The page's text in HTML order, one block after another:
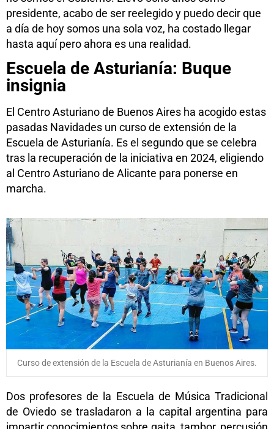
presidente, acabo de ser reelegido y puedo decir que
a día de hoy somos una sola voz, ha costado llegar
hasta aquí pero ahora es una realidad.
Escuela de Asturianía: Buque
insignia
El Centro Asturiano de Buenos Aires ha acogido estas
pasadas Navidades un curso de extensión de la
Escuela de Asturianía. Es el segundo que se celebra
tras la recuperación de la iniciativa en 2024, eligiendo
al Centro Asturiano de Alicante para ponerse en
marcha.
Curso de extensión de la Escuela de Asturianía en Buenos Aires.
Dos profesores de la Escuela de Música Tradicional
de Oviedo se trasladaron a la capital argentina para